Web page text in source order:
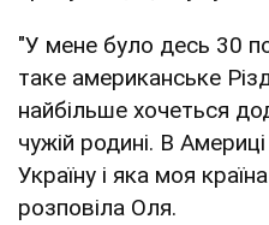
"У мене було десь 30
таке американське
найбільше хочеться
чужій родині. В
Україну і яка моя
розповіла Оля.